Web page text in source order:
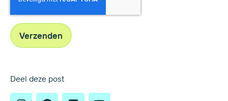
Deel deze post